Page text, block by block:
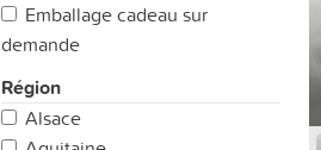
Emballage cadeau sur
demande
Région
Alsace